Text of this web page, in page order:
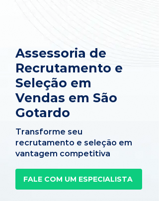
Assessoria de
Recrutamento e
Seleção em
Vendas em São
Gotardo
Transforme seu
recrutamento e seleção em
vantagem competitiva
FALE COM UM ESPECIALISTA